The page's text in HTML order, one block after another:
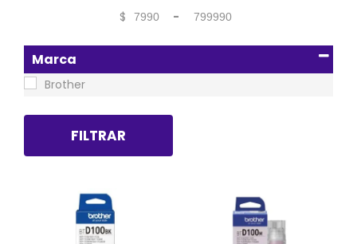
$ -
Marca
Brother
FILTRAR